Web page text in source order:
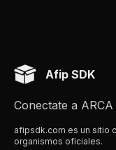
Afip SDK
Conectate a
afipsdk.com es un sitio
organismos oficiales.